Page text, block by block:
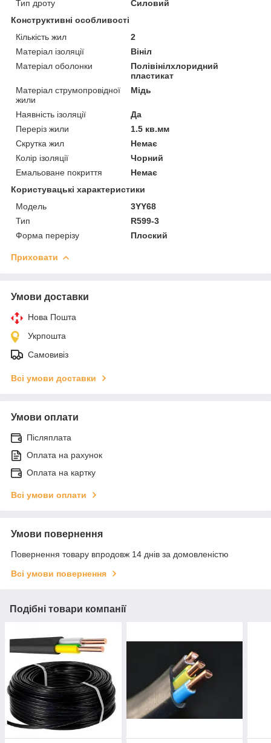
Тип дроту
Силовий
Конструктивні особливості
Кількість жил
2
Матеріал ізоляції
Вініл
Матеріал оболонки
Полівінілхлоридний
пластикат
Матеріал струмопровідної
жили
Мідь
Наявність ізоляції
Да
Переріз жили
1.5 кв.мм
Скрутка жил
Немає
Колір ізоляції
Чорний
Емальоване покриття
Немає
Користувацькі характеристики
Мoдель
3YY68
Тип
R599-3
Форма перерізу
Плоский
Приховати
Умови доставки
Нова Пошта
Укрпошта
Самовивіз
Всі умови доставки
Умови оплати
Післяплата
Оплата на рахунок
Оплата на картку
Всі умови оплати
Умови повернення
Повернення товару впродовж 14 днів за домовленістю
Всі умови повернення
Подібні товари компанії